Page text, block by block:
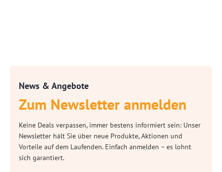
News & Angebote
Zum Newsletter anmelden
Keine Deals verpassen, immer bestens informiert sein: Unser
Newsletter hält Sie über neue Produkte, Aktionen und
Vorteile auf dem Laufenden. Einfach anmelden – es lohnt
sich garantiert.